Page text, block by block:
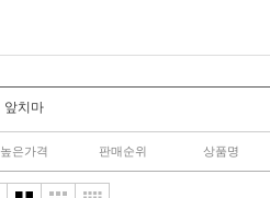
앞치마
높은가격 판매순위 상품명